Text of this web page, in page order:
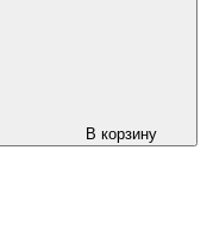
В корзину